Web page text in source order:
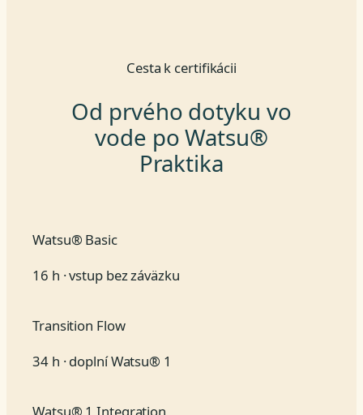
Cesta k certifikácii
Od prvého dotyku vo
vode po Watsu®
Praktika
Watsu® Basic
16 h · vstup bez záväzku
Transition Flow
34 h · doplní Watsu® 1
Watsu® 1 Integration